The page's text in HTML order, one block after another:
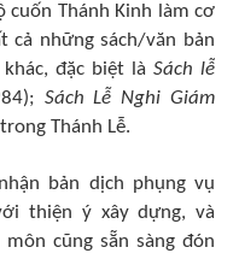
cuốn Thánh Kinh làm cơ
cả những sách/văn bản
đặc biệt là Sách lễ
Sách Lễ Nghi Giám
Thánh Lễ.
bản dịch phụng vụ
thiện ý xây dựng, và
cũng sẵn sàng đón